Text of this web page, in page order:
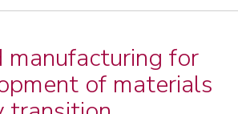
manufacturing for
of materials